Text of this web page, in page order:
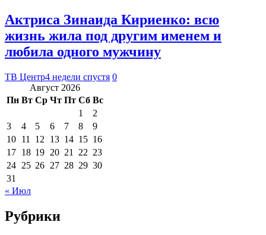
Актриса Зинаида Кириенко: всю
жизнь жила под другим именем и
любила одного мужчину
ТВ Центр4 недели спустя 0
Август 2026
Пн Вт Ср Чт Пт Сб Вс
1
2
3
4 5 6 7 8
9
10 11 12 13 14 15 16
17 18 19 20 21 22 23
24 25 26 27 28 29 30
31
« Июл
Рубрики